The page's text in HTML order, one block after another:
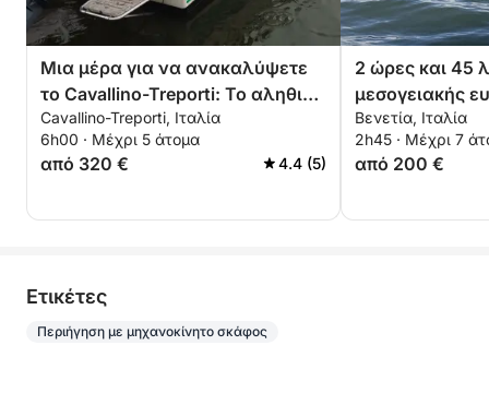
Μια μέρα για να ανακαλύψετε
το Cavallino-Treporti: Το αληθινό
Dolce Vita σε ένα μηχανοκίνητο
σκάφος
Cavallino-Treporti, Ιταλία
6h00 · Μέχρι 5 άτομα
από 320 € 4.4 (5)
2 ώρες και 45
μεσογειακής
Βουτήξτε στο
ανακαλύψτε
από τα κύματα.
Βενετία, Ιταλία
2h45 · Μέχρι 7
από 200 €
Eτικέτες
Περιήγηση με μηχανοκίνητο σκάφος